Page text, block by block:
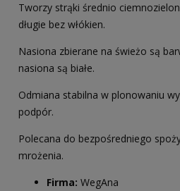
Tworzy strąki średnio
długie bez włókien.
Nasiona zbierane na świeżo są
nasiona są białe.
Odmiana stabilna w plonowaniu
podpór.
Polecana do bezpośredniego
mrożenia.
Firma: WegAna